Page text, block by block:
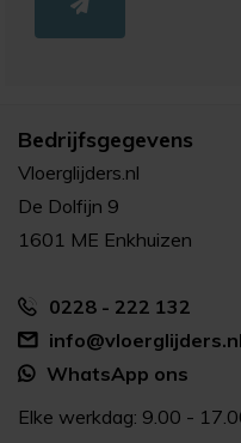
Bedrijfsgegevens
Vloerglijders.nl
De Dolfijn 9
1601 ME Enkhuizen
0228 - 222 132
info@vloerglijders.nl
WhatsApp ons
Elke werkdag: 9.00 -